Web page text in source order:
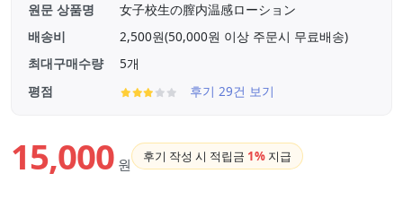
원문 상품명
女子校生の膣内温感ローション
배송비
2,500원(50,000원 이상 주문시 무료배송)
최대구매수량
5개
평점
후기 29건 보기
15,000 원 후기 작성 시 적립금 1% 지급